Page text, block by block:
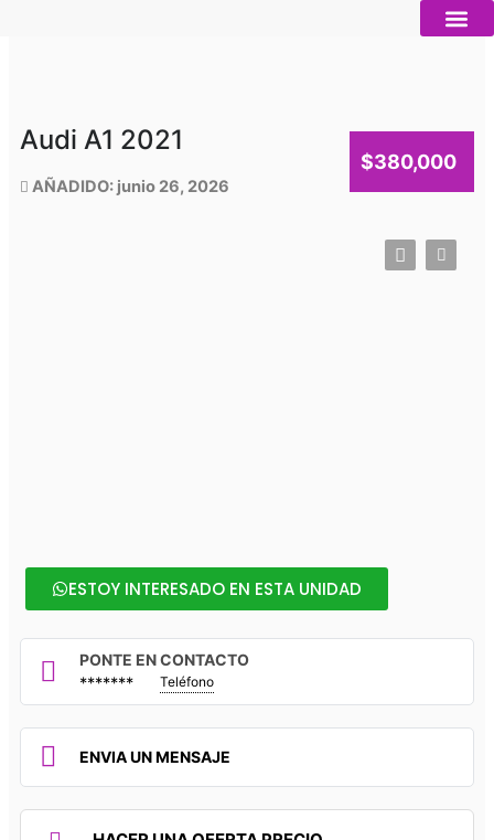
Audi A1 2021
AÑADIDO: junio 26, 2026
$380,000
ESTOY INTERESADO EN ESTA UNIDAD
PONTE EN CONTACTO
******* Teléfono
ENVIA UN MENSAJE